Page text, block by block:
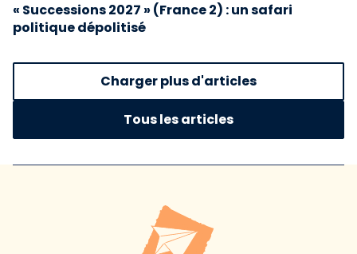
« Successions 2027 » (France 2) : un safari
politique dépolitisé
Charger plus d'articles
Tous les articles